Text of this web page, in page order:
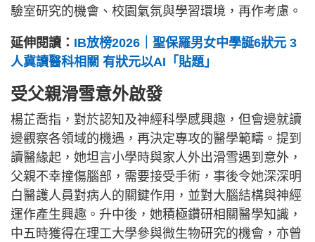
驗室研究的機會、校園氣氛與學習環境，再作考慮。
延伸閱讀： IB放榜2026｜聖保羅男女中學誕6狀元 3
人冀讀醫科相關 有狀元以AI「貼題」
受父親滑雪意外啟發
楊芷喬指，對於認知及神經科學感興趣，但會邊就讀
邊觀察各領域的機遇，再決定專攻的醫學範疇。提到
讀醫緣起，她坦言小學時與家人外出滑雪遇到意外，
父親不幸撞傷腦部，需要接受手術，事後令她深深明
白醫護人員對病人的關鍵作用，並對大腦結構與神經
運作產生興趣。升中後，她積極鑽研相關醫學知識，
中五時獲得在理工大學參與微生物研究的機會，亦曾